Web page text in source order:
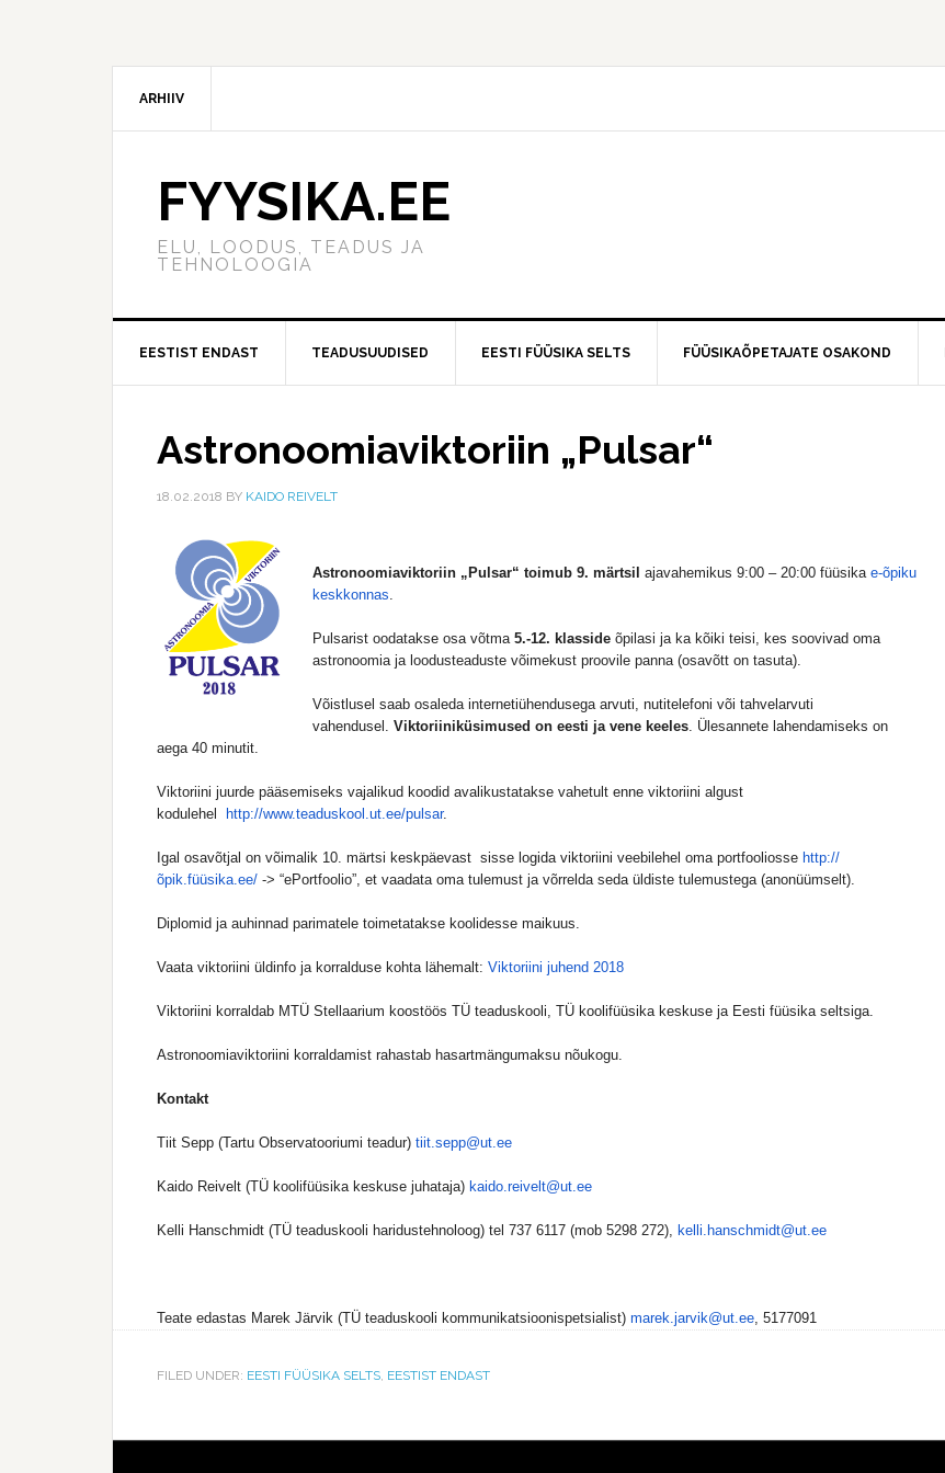
ARHIIV
FYYSIKA.EE
ELU, LOODUS, TEADUS JA
TEHNOLOOGIA
EESTIST ENDAST TEADUSUUDISED EESTI FÜÜSIKA SELTS FÜÜSIKAÕPETAJATE OSAKOND
Astronoomiaviktoriin „Pulsar“
18.02.2018 BY KAIDO REIVELT
Astronoomiaviktoriin „Pulsar“ toimub 9. märtsil ajavahemikus 9:00 – 20:00 füüsika e-õpiku
keskkonnas.
Pulsarist oodatakse osa võtma 5.-12. klasside õpilasi ja ka kõiki teisi, kes soovivad oma
astronoomia ja loodusteaduste võimekust proovile panna (osavõtt on tasuta).
Võistlusel saab osaleda internetiühendusega arvuti, nutitelefoni või tahvelarvuti
vahendusel. Viktoriiniküsimused on eesti ja vene keeles. Ülesannete lahendamiseks on
aega 40 minutit.
Viktoriini juurde pääsemiseks vajalikud koodid avalikustatakse vahetult enne viktoriini algust
kodulehel
http://www.teaduskool.ut.ee/pulsar.
Igal osavõtjal on võimalik 10. märtsi keskpäevast sisse logida viktoriini veebilehel oma portfooliosse http://
õpik.füüsika.ee/ -> “ePortfoolio”, et vaadata oma tulemust ja võrrelda seda üldiste tulemustega (anonüümselt).
Diplomid ja auhinnad parimatele toimetatakse koolidesse maikuus.
Vaata viktoriini üldinfo ja korralduse kohta lähemalt: Viktoriini juhend 2018
Viktoriini korraldab MTÜ Stellaarium koostöös TÜ teaduskooli, TÜ koolifüüsika keskuse ja Eesti füüsika seltsiga.
Astronoomiaviktoriini korraldamist rahastab hasartmängumaksu nõukogu.
Kontakt
Tiit Sepp (Tartu Observatooriumi teadur) tiit.sepp@ut.ee
Kaido Reivelt (TÜ koolifüüsika keskuse juhataja) kaido.reivelt@ut.ee
Kelli Hanschmidt (TÜ teaduskooli haridustehnoloog) tel 737 6117 (mob 5298 272), kelli.hanschmidt@ut.ee
Teate edastas Marek Järvik (TÜ teaduskooli kommunikatsioonispetsialist) marek.jarvik@ut.ee, 5177091
FILED UNDER: EESTI FÜÜSIKA SELTS, EESTIST ENDAST